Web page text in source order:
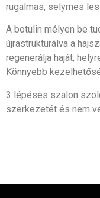
rugalmas, selymes
A botulin mélyen be
újrastrukturálva a
regenerálja haját,
Könnyebb
3 lépéses szalon
szerkezetét és nem